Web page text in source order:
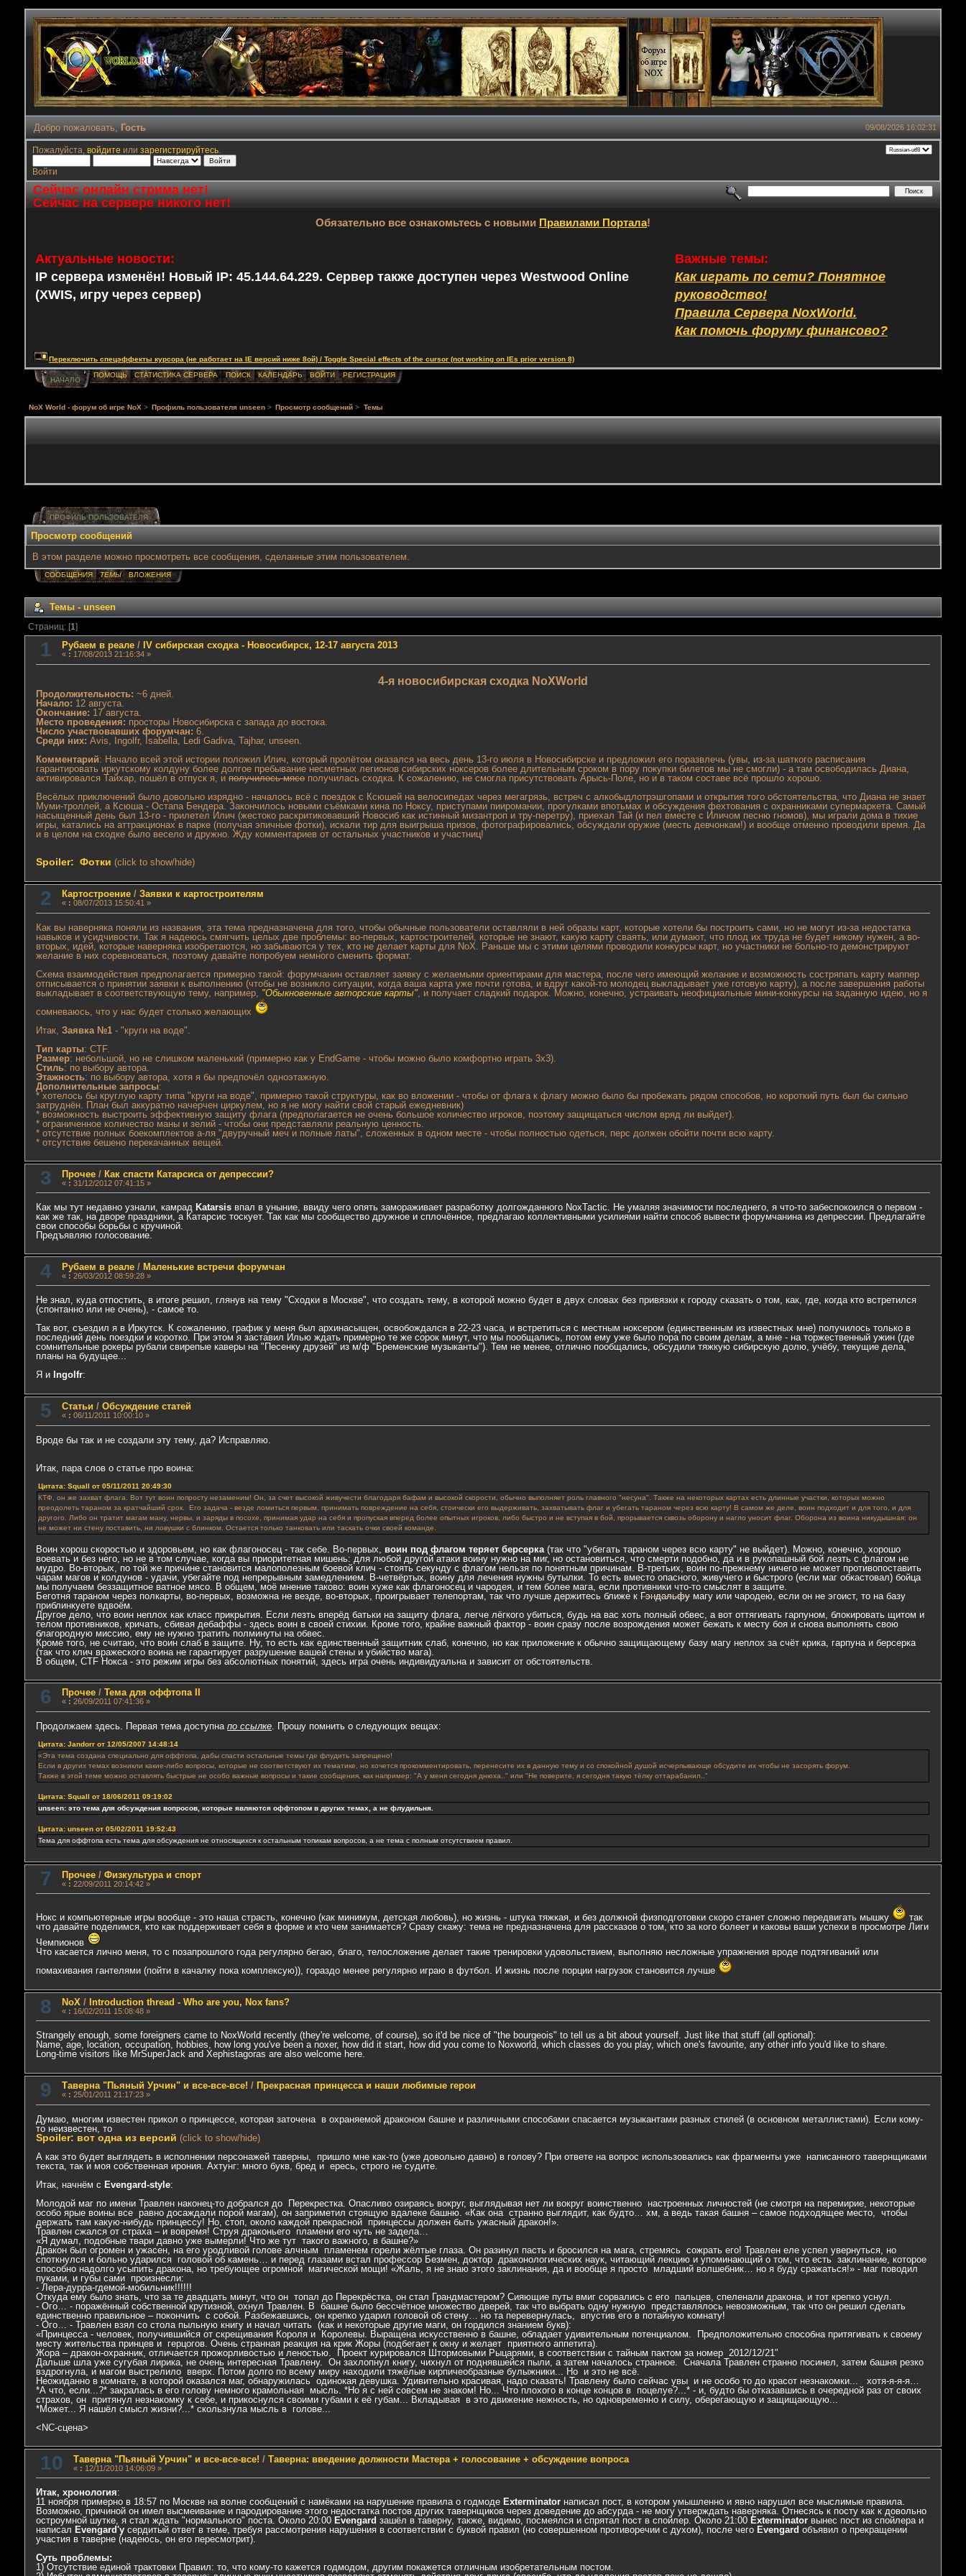
09/08/2026 16:02:31
Добро пожаловать, Гость
Пожалуйста, войдите или зарегистрируйтесь.
Войти
Сейчас онлайн стрима нет!
Сейчас на сервере никого нет!
Обязательно все ознакомьтесь с новыми Правилами Портала!
Актуальные новости:
IP сервера изменён! Новый IP: 45.144.64.229. Сервер также доступен через Westwood Online
(XWIS, игру через сервер)
Важные темы:
Как играть по сети? Понятное
руководство!
Правила Сервера NoxWorld.
Как помочь форуму финансово?
Переключить спецэффекты курсора (не работает на IE версий ниже 8ой) / Toggle Special effects of the cursor (not working on IEs prior version 8)
НАЧАЛО
ПОМОЩЬ СТАТИСТИКА СЕРВЕРА ПОИСК КАЛЕНДАРЬ ВОЙТИ РЕГИСТРАЦИЯ
NoX World - форум об игре NoX > Профиль пользователя unseen > Просмотр сообщений > Темы
ПРОФИЛЬ ПОЛЬЗОВАТЕЛЯ
Просмотр сообщений
В этом разделе можно просмотреть все сообщения, сделанные этим пользователем.
СООБЩЕНИЯ ТЕМЫ ВЛОЖЕНИЯ
Темы - unseen
Страниц: [1]
1 Рубаем в реале/ IV сибирская сходка - Новосибирск, 12-17 августа 2013
« : 17/08/2013 21:16:34 »
4-я новосибирская сходка NoXWorld
Продолжительность: ~6 дней.
Начало: 12 августа.
Окончание: 17 августа.
Место проведения: просторы Новосибирска c запада до востока.
Число участвовавших форумчан: 6.
Среди них: Avis, Ingolfr, Isabella, Ledi Gadiva, Tajhar, unseen.
Комментарий: Начало всей этой истории положил Илич, который пролётом оказался на весь день 13-го июля в Новосибирске и предложил его поразвлечь (увы, из-за шаткого расписания
гарантировать иркутскому колдуну более долгое пребывание несметных легионов сибирских ноксеров более длительным сроком в пору покупки билетов мы не смогли) - а там освободилась Диана,
активировался Тайхар, пошёл в отпуск я, иполучилось мясо получилась сходка. К сожалению, не смогла присутствовать Арысь-Поле, но и в таком составе всё прошло хорошо.
Весёлых приключений было довольно изрядно - началось всё с поездок с Ксюшей на велосипедах через мегагрязь, встреч с алкобыдлотрэшгопами и открытия того обстоятельства, что Диана не знает
Муми-троллей, а Ксюша - Остапа Бендера. Закончилось новыми съёмками кина по Ноксу, приступами пииромании, прогулками впотьмах и обсуждения фехтования с охранниками супермаркета. Самый
насыщенный день был 13-го - прилетел Илич (жестоко раскритиковавший Новосиб как истинный мизантроп и тру-перетру), приехал Тай (и пел вместе с Иличом песню гномов), мы играли дома в тихие
игры, катались на аттракционах в парке (получая эпичные фотки), искали тир для выигрыша призов, фотографировались, обсуждали оружие (месть девчонкам!) и вообще отменно проводили время. Да
и в целом на сходке было весело и дружно. Жду комментариев от остальных участников и участниц!
Spoiler: Фотки (click to show/hide)
2 Картостроение/ Заявки к картостроителям
« : 08/07/2013 15:50:41 »
Как вы наверняка поняли из названия, эта тема предназначена для того, чтобы обычные пользователи оставляли в ней образы карт, которые хотели бы построить сами, но не могут из-за недостатка
навыков и усидчивости. Так я надеюсь смягчить целых две проблемы: во-первых, картостроителей, которые не знают, какую карту сваять, или думают, что плод их труда не будет никому нужен, а во-
вторых, идей, которые наверняка изобретаются, но забываются у тех, кто не делает карты для NoX. Раньше мы с этими целями проводили конкурсы карт, но участники не больно-то демонстрируют
желание в них соревноваться, поэтому давайте попробуем немного сменить формат.
Схема взаимодействия предполагается примерно такой: форумчанин оставляет заявку с желаемыми ориентирами для мастера, после чего имеющий желание и возможность состряпать карту маппер
отписывается о принятии заявки к выполнению (чтобы не возникло ситуации, когда ваша карта уже почти готова, и вдруг какой-то молодец выкладывает уже готовую карту), а после завершения работы
выкладывает в соответствующую тему, например, "Обыкновенные авторские карты" , и получает сладкий подарок. Можно, конечно, устраивать неофициальные мини-конкурсы на заданную идею, но я
сомневаюсь, что у нас будет столько желающих
Итак, Заявка №1- "круги на воде".
Тип карты: CTF.
Размер: небольшой, но не слишком маленький (примерно как у EndGame - чтобы можно было комфортно играть 3х3).
Стиль: по выбору автора.
Этажность: по выбору автора, хотя я бы предпочёл одноэтажную.
Дополнительные запросы:
* хотелось бы круглую карту типа "круги на воде", примерно такой структуры, как во вложении - чтобы от флага к флагу можно было бы пробежать рядом способов, но короткий путь был бы сильно
затруднён. План был аккуратно начерчен циркулем, но я не могу найти свой старый ежедневник)
* возможность выстроить эффективную защиту флага (предполагается не очень большое количество игроков, поэтому защищаться числом вряд ли выйдет).
* ограниченное количество маны и зелий - чтобы они представляли реальную ценность.
* отсутствие полных боекомплектов а-ля "двуручный меч и полные латы", сложенных в одном месте - чтобы полностью одеться, перс должен обойти почти всю карту.
* отсутствие бешено перекачанных вещей.
3 Прочее/ Как спасти Катарсиса от депрессии?
« : 31/12/2012 07:41:15 »
Как мы тут недавно узнали, камрад Katarsis впал в уныние, ввиду чего опять замораживает разработку долгожданного NoxTactic. Не умаляя значимости последнего, я что-то забеспокоился о первом -
как же так, на дворе праздники, а Катарсис тоскует. Так как мы сообщество дружное и сплочённое, предлагаю коллективными усилиями найти способ вывести форумчанина из депрессии. Предлагайте
свои способы борьбы с кручиной.
Предъявляю голосование.
4 Рубаем в реале/ Маленькие встречи форумчан
« : 26/03/2012 08:59:28 »
Не знал, куда отпостить, в итоге решил, глянув на тему "Сходки в Москве", что создать тему, в которой можно будет в двух словах без привязки к городу сказать о том, как, где, когда кто встретился
(спонтанно или не очень), - самое то.
Так вот, съездил я в Иркутск. К сожалению, график у меня был архинасыщен, освобождался в 22-23 часа, и встретиться с местным ноксером (единственным из известных мне) получилось только в
последний день поездки и коротко. При этом я заставил Илью ждать примерно те же сорок минут, что мы пообщались, потом ему уже было пора по своим делам, а мне - на торжественный ужин (где
сомнительные рокеры рубали свирепые каверы на "Песенку друзей" из м/ф "Бременские музыканты"). Тем не менее, отлично пообщались, обсудили тяжкую сибирскую долю, учёбу, текущие дела,
планы на будущее...
Я и Ingolfr:
5 Статьи / Обсуждение статей
« : 06/11/2011 10:00:10 »
Вроде бы так и не создали эту тему, да? Исправляю.
Итак, пара слов о статье про воина:
Цитата: Squall от 05/11/2011 20:49:30
КТФ, он же захват флага. Вот тут воин попросту незаменим! Он, за счет высокой живучести благодаря бафам и высокой скорости, обычно выполняет роль главного "несуна". Также на некоторых картах есть длинные участки, которых можно
преодолеть тараном за кратчайший срок. Его задача - везде ломиться первым, принимать повреждение на себя, стоически его выдерживать, захватывать флаг и убегать тараном через всю карту! В самом же деле, воин подходит и для того, и для
другого. Либо он тратит магам ману, нервы, и заряды в посохе, принимая удар на себя и пропуская вперед более опытных игроков, либо быстро и не вступая в бой, прорывается сквозь оборону и нагло уносит флаг. Оборона из воина никудышная: он
не может ни стену поставить, ни ловушки с блинком. Остается только танковать или таскать очки своей команде.
Воин хорош скоростью и здоровьем, но как флагоносец - так себе. Во-первых, воин под флагом теряет берсерка (так что "убегать тараном через всю карту" не выйдет). Можно, конечно, хорошо
воевать и без него, но не в том случае, когда вы приоритетная мишень: для любой другой атаки воину нужно на миг, но остановиться, что смерти подобно, да и в рукопашный бой лезть с флагом не
мудро. Во-вторых, по той же причине становится малополезным боевой клич - стоять секунду с флагом нельзя по понятным причинам. В-третьих, воин по-прежнему ничего не может противопоставить
чарам магов и колдунов - удачи, убегайте под непрерывным замедлением. В-четвёртых, воину для лечения нужны бутылки. То есть вместо опасного, живучего и быстрого (если маг обкастовал) бойца
мы получаем беззащитное ватное мясо. В общем, моё мнение таково: воин хуже как флагоносец и чародея, и тем более мага, если противники что-то смыслят в защите.
Беготня тараном через полкарты, во-первых, возможна не везде, во-вторых, проигрывает телепортам, так что лучше держитесь ближе кГэндальфу магу или чародею, если он не эгоист, то на базу
приблинкуете вдвоём.
Другое дело, что воин неплох как класс прикрытия. Если лезть вперёд батьки на защиту флага, легче лёгкого убиться, будь на вас хоть полный обвес, а вот оттягивать гарпуном, блокировать щитом и
телом противников, кричать, сбивая дебаффы - здесь воин в своей стихии. Кроме того, крайне важный фактор - воин сразу после возрождения может бежать к месту боя и снова выполнять свою
благородную миссию, ему не нужно тратить полминуты на обвес.
Кроме того, не считаю, что воин слаб в защите. Ну, то есть как единственный защитник слаб, конечно, но как приложение к обычно защищающему базу магу неплох за счёт крика, гарпуна и берсерка
(так что клич вражеского воина не гарантирует разрушение вашей стены и убийство мага).
В общем, CTF Нокса - это режим игры без абсолютных понятий, здесь игра очень индивидуальна и зависит от обстоятельств.
6 Прочее/ Тема для оффтопа II
« : 26/09/2011 07:41:36 »
Продолжаем здесь. Первая тема доступнапо ссылке . Прошу помнить о следующих вещах:
Цитата: Jandorr от 12/05/2007 14:48:14
«Эта тема создана специально для оффтопа, дабы спасти остальные темы где флудить запрещено!
Если в других темах возникли какие-либо вопросы, которые не соответствуют их тематике, но хочется прокомментировать, перенесите их в данную тему и со спокойной душой исчерпывающе обсудите их чтобы не засорять форум.
Также в этой теме можно оставлять быстрые не особо важные вопросы и такие сообщения, как например: "А у меня сегодня днюха.." или "Не поверите, я сегодня такую тёлку оттарабанил.."
Цитата: Squall от 18/06/2011 09:19:02
unseen: это тема для обсуждения вопросов, которые являются оффтопом в других темах, а не флудильня.
Цитата: unseen от 05/02/2011 19:52:43
Тема для оффтопа есть тема для обсуждения не относящихся к остальным топикам вопросов, а не тема с полным отсутствием правил.
7 Прочее/ Физкультура и спорт
« : 22/09/2011 20:14:42 »
Нокс и компьютерные игры вообще - это наша страсть, конечно (как минимум, детская любовь), но жизнь - штука тяжкая, и без должной физподготовки скоро станет сложно передвигать мышку
так
что давайте поделимся, кто как поддерживает себя в форме и кто чем занимается? Сразу скажу: тема не предназначена для рассказов о том, кто за кого болеет и каковы ваши успехи в просмотре Лиги
Чемпионов
Что касается лично меня, то с позапрошлого года регулярно бегаю, благо, телосложение делает такие тренировки удовольствием, выполняю несложные упражнения вроде подтягиваний или
помахивания гантелями (пойти в качалку пока комплексую)), гораздо менее регулярно играю в футбол. И жизнь после порции нагрузок становится лучше
8 NoX / Introduction thread - Who are you, Nox fans?
« : 16/02/2011 15:08:48 »
Strangely enough, some foreigners came to NoxWorld recently (they're welcome, of course), so it'd be nice of "the bourgeois" to tell us a bit about yourself. Just like that stuff (all optional):
Name, age, location, occupation, hobbies, how long you've been a noxer, how did it start, how did you come to Noxworld, which classes do you play, which one's favourite, any other info you'd like to share.
Long-time visitors like MrSuperJack and Xephistagoras are also welcome here.
9 Таверна "Пьяный Урчин" и все-все-все! / Прекрасная принцесса и наши любимые герои
« : 25/01/2011 21:17:23 »
Думаю, многим известен прикол о принцессе, которая заточена в охраняемой драконом башне и различными способами спасается музыкантами разных стилей (в основном металлистами). Если кому-
то неизвестен, то
Spoiler: вот одна из версий (click to show/hide)
А как это будет выглядеть в исполнении персонажей таверны, пришло мне как-то (уже довольно давно) в голову? При ответе на вопрос использовались как фрагменты уже написанного тавернщиками
текста, так и моя собственная ирония. Ахтунг: много букв, бред и ересь, строго не судите.
Итак, начнём сEvengard-style:
Молодой маг по имени Травлен наконец-то добрался до Перекрестка. Опасливо озираясь вокруг, выглядывая нет ли вокруг воинственно настроенных личностей (не смотря на перемирие, некоторые
особо ярые воины все равно досаждали порой магам), он заприметил стоящую вдалеке башню. «Как она странно выглядит, как будто… хм, а ведь такая башня – самое подходящее место, чтобы
держать там какую-нибудь принцессу! Но, стоп, около каждой прекрасной принцессы должен быть ужасный дракон!».
Травлен сжался от страха – и вовремя! Струя драконьего пламени его чуть не задела…
«Я думал, подобные твари давно уже вымерли! Что же тут такого важного, в башне?»
Дракон был огромен и ужасен, на его уродливой голове алчным пламенем горели жёлтые глаза. Он разинул пасть и бросился на мага, стремясь сожрать его! Травлен еле успел увернуться, но
споткнулся и больно ударился головой об камень… и перед глазами встал профессор Безмен, доктор драконологических наук, читающий лекцию и упоминающий о том, что есть заклинание, которое
способно надолго усыпить дракона, но требующее огромной магической мощи! «Жаль, я не знаю этого заклинания, да и вообще я просто младший волшебник… но я буду сражаться!» - маг поводил
пуками, и губы сами произнесли:
- Лера-дурра-гдемой-мобильник!!!!!!
Откуда ему было знать, что за те двадцать минут, что он топал до Перекрёстка, он стал Грандмастером? Сияющие путы вмиг сорвались с его пальцев, спеленали дракона, и тот крепко уснул.
- Ого… - поражённый собственной крутизной, охнул Травлен. В башне было бессчётное множество дверей, так что выбрать одну нужную представлялось невозможным, так что он решил сделать
единственно правильное – покончить с собой. Разбежавшись, он крепко ударил головой об стену… но та перевернулась, впустив его в потайную комнату!
- Ого… - Травлен взял со стола пыльную книгу и начал читать (как и некоторые другие маги, он гордился знанием букв):
«Принцесса - человек, получившийся от скрещивания Короля и Королевы. Выращена искусственно в башне, обладает удивительным потенциалом. Предположительно способна притягивать к своему
месту жительства принцев и герцогов. Очень странная реакция на крик Жоры (подбегает к окну и желает приятного аппетита).
Жора – дракон-охранник, отличается прожорливостью и леностью. Проект курировался Штормовыми Рыцарями, в соответствии с тайным пактом за номер 2012/12/21"
Дальше шла уже сугубая лирика, не очень интересная Травлену. Он захлопнул книгу, чихнул от поднявшейся пыли, а затем началось странное. Сначала Травлен странно посинел, затем башня резко
вздрогнула, и магом выстрелило вверх. Потом долго по всему миру находили тяжёлые кирпичеобразные булыжники... Но и это не всё.
Неожиданно в комнате, в которой оказался маг, обнаружилась одинокая девушка. Удивительно красивая, надо сказать! Травлену было сейчас увы и не особо то до красот незнакомки... хотя-я-я-я…
*А что, если...?* закралась в его голову немного крамольная мысль. *Но я с ней совсем не знаком! Но... Что плохого в конце концов в поцелуе?...* - и, будто бы отказавшись в очередной раз от своих
страхов, он притянул незнакомку к себе, и прикоснулся своими губами к её губам... Вкладывая в это движение нежность, но одновременно и силу, оберегающую и защищающую...
*Может... Я нашёл смысл жизни?...* скользнула мысль в голове...
<NC-сцена>
10 Таверна "Пьяный Урчин" и все-все-все! / Таверна: введение должности Мастера + голосование + обсуждение вопроса
« : 12/11/2010 14:06:09 »
Итак, хронология:
11 ноября примерно в 18:57 по Москве на волне сообщений с намёками на нарушение правила о годмоде Exterminator написал пост, в котором умышленно и явно нарушил все мыслимые правила.
Возможно, причиной он имел высмеивание и пародирование этого недостатка постов других тавернщиков через доведение до абсурда - не могу утверждать наверняка. Отнесясь к посту как к довольно
остроумной шутке, я стал ждать "нормального" поста. Около 20:00 Evengard зашёл в таверну, также, видимо, посмеялся и спрятал пост в спойлер. Около 21:00 Exterminator вынес пост из спойлера и
написал Evengard'у сердитый ответ в теме, требуя рассмотрения нарушения в соответствии с буквой правил (но совершенном противоречии с духом), после чего Evengard объявил о прекращении
участия в таверне (надеюсь, он его пересмотрит).
Суть проблемы:
1) Отсутствие единой трактовки Правил: то, что кому-то кажется годмодом, другим покажется отличным изобретательным постом.